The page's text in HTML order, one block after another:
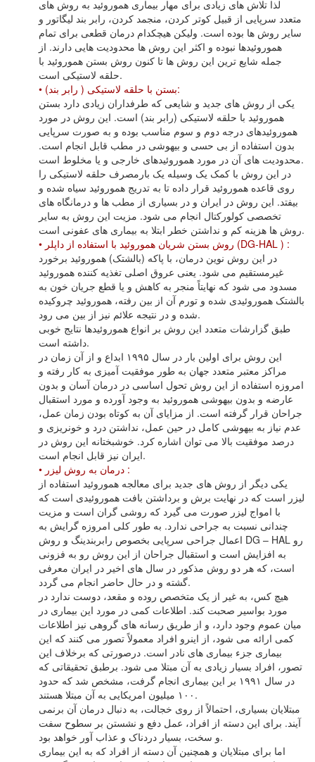
لذا تلاش هاى زیادى براى مهار بیمارى هموروئید به روش هاى
متعدد سرپایى از قبیل کوتر کردن، منجمد کردن، رابر بند لیگاتور و
سایر روش ها بوده است. ولیکن هیچکدام درمان قطعى براى تمام
هموروئیدها نبوده و اکثر این روش ها محدودیت هایى دارند. از
جمله شایع ترین این روش ها تا کنون روش بستن هموروئید با
حلقه لاستیکى است.
• بستن با حلقه لاستیکى ( رابر بند):
یکى از روش هاى جدید و شایعى که طرفداران زیادى دارد بستن
هموروئید با حلقه لاستیکى (رابر بند) است. این روش در مورد
هموروئیدهاى درجه دوم و سوم مناسب بوده و به صورت سرپایى
بدون استفاده از بى حسى و بیهوشى در مطب قابل انجام است.
محدودیت هاى آن در مورد هموروئیدهاى خارجى و یا مخلوط است.
در این روش با کمک یک وسیله یک بارمصرف حلقه لاستیکى را
روى قاعده هموروئید قرار داده تا به تدریج هموروئید سیاه شده و
بیفتد. این روش در ایران و در بسیارى از مطب ها و درمانگاه هاى
تخصصى کولورکتال انجام مى شود. مزیت این روش به سایر
روش ها هزینه کم و نداشتن خطر ابتلا به بیمارى هاى عفونى است.
• روش بستن شریان هموروئید با استفاده از داپلر (DG-HAL ) :
در این روش نوین درمان، با پاکه (بالشتک) هموروئید برخورد
غیرمستقیم مى شود. یعنى عروق اصلى تغذیه کننده هموروئید
مسدود مى شود که نهایتاً منجر به کاهش و یا قطع جریان خون به
بالشتک هموروئیدى شده و تورم آن از بین رفته، هموروئید چروکیده
شده و در نتیجه علائم نیز از بین مى رود.
طبق گزارشات متعدد این روش بر انواع هموروئیدها نتایج خوبى
داشته است.
این روش براى اولین بار در سال ۱۹۹۵ ابداع و از آن زمان در
مراکز معتبر متعدد جهان به طور موفقیت آمیزى به کار رفته و
امروزه استفاده از این روش تحول اساسى در درمان آسان و بدون
عارضه و بدون بیهوشى هموروئید به وجود آورده و مورد استقبال
جراحان قرار گرفته است. از مزایاى آن به کوتاه بودن زمان عمل،
عدم نیاز به بیهوشى کامل در حین عمل، نداشتن درد و خونریزى و
درصد موفقیت بالا مى توان اشاره کرد. خوشبختانه این روش در
ایران نیز قابل انجام است.
• درمان به روش لیزر :
یکى دیگر از روش هاى جدید براى معالجه هموروئید استفاده از
لیزر است که در نهایت برش و برداشتن بافت هموروئیدى است که
با امواج لیزر صورت مى گیرد که روشى گران است و مزیت
چندانى نسبت به جراحى ندارد. به طور کلى امروزه گرایش به
اعمال جراحى سرپایى بخصوص رابربندینگ و روش DG – HAL رو
به افزایش است و استقبال جراحان از این روش رو به فزونى
است، که هر دو روش مذکور در سال هاى اخیر در ایران معرفى
گشته و در حال حاضر انجام مى گردد.
هیچ کس، به غیر از یک متخصص روده و مقعد، دوست ندارد در
مورد بواسیر صحبت کند. اطلاعات کمی در مورد این بیماری در
میان عموم وجود دارد، و از طریق رسانه های گروهی نیز اطلاعات
کمی ارائه می شود، از اینرو افراد معمولاً تصور می کنند که این
بیماری جزء بیماری های نادر است. درصورتی که برخلاف این
تصور، افراد بسیار زیادی به آن مبتلا می شود. برطبق تحقیقاتی که
در سال ۱۹۹۱ بر این بیماری انجام گرفت، مشخص شد که حدود
۱۰۰ میلیون امریکایی به آن مبتلا هستند.
مبتلایان بسیاری، احتمالاً از روی خجالت، به دنبال درمان آن برنمی
آیند. برای این دسته از افراد، عمل دفع و نشستن بر سطوح سفت
و سخت، بسیار دردناک و عذاب آور خواهد بود.
اما برای مبتلایان و همچنین آن دسته از افراد که به این بیماری